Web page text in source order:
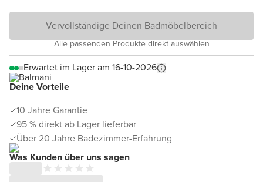
Deine Vorteile
10 Jahre Garantie
95 % direkt ab Lager lieferbar
Über 20 Jahre Badezimmer-Erfahrung
Was Kunden über uns sagen
Vervollständige Deinen Badmöbelbereich
Alle passenden Produkte direkt auswählen
Erwartet im Lager am 16-10-2026